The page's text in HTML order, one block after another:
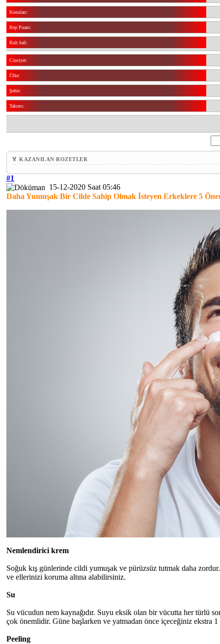
Konuları:
Rep Puanı:
Ruh hali:
Cinsiyet:
Ülke:
Şehir:
Takımı:
🏅 KAZANILAN ROZETLER
#1
15-12-2020 Saat 05:46
Daha Yumuşak Bir Cilde Sahip Olmak İsteyen Erkeklere 5
Nemlendirici krem
Soğuk kış günlerinde cildi yumuşak ve pürüzsüz tutmak daha
ve ellerinizi koruma altına alabilirsiniz.
Su
Su vücudun nem kaynağıdır. Suyu eksik olan bir vücutta her türlü
çok önemlidir. Güne başlarken ve yatmadan önce içeceğiniz ekstra
Peeling